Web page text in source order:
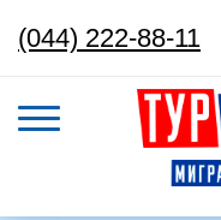
(044) 222-88-11